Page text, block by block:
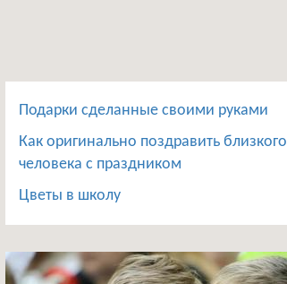
Подарки сделанные своими руками
Как оригинально поздравить близкого
человека с праздником
Цветы в школу